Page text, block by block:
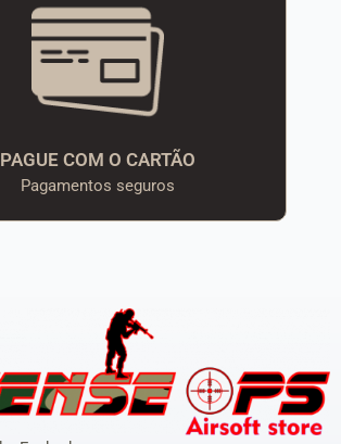
PAGUE COM O CARTÃO
Pagamentos seguros